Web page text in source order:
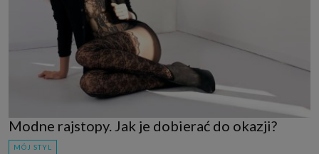
Modne rajstopy. Jak je dobierać do okazji?
MÓJ STYL